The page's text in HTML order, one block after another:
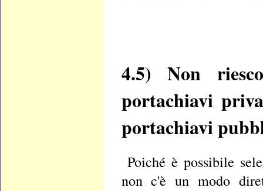
4.5) Non
portachiavi
portachiavi
Poiché è possibile
non c'è un modo